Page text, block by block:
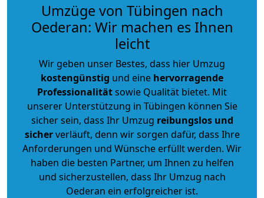
Umzüge von Tübingen nach
Oederan: Wir machen es Ihnen
leicht
Wir geben unser Bestes, dass hier Umzug
kostengünstig und eine hervorragende
Professionalitätsowie Qualität bietet. Mit
unserer Unterstützung in Tübingen können Sie
sicher sein, dass Ihr Umzug reibungslos und
sicherverläuft, denn wir sorgen dafür, dass Ihre
Anforderungen und Wünsche erfüllt werden. Wir
haben die besten Partner, um Ihnen zu helfen
und sicherzustellen, dass Ihr Umzug nach
Oederan ein erfolgreicher ist.